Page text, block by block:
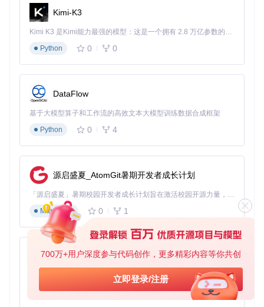
700万+用户深度参与代码创作，更多精彩内容等你共创
立即登录/注册
将服务器设备改为有线连接
关闭其他占用带宽的应用（如视频 streaming）
增大缓冲区设置（在高级选项中调整）
使用闲置手机/平板作为中转设备
通过3.5mm音频线直连电脑作为本地播放
价值：让音乐真正融入生活
多设备控制：用手机调节书房音响的音量，无需起身
家庭共享：全家人共用一个音乐库，各取所爱
老旧设备复活：让你的复古音响焕发新生
无论是早晨在厨房准备早餐时听新闻，午后在书房工作时播放
轻音乐，还是晚上在客厅与家人共享电影原声，foobox-cn都
能让优质音乐体验无处不在。现在就动手设置你的家庭音乐系
统，让每个房间都充满你喜欢的声音。
下载源代码
DUI 配置 for foobar2000
Kimi-K3
Kimi K3 是Kimi能力最强的模型：这是一个拥有 2.8 万亿参数的混合专家（MoE）模型，具备原生视觉理解能力，并支持 100 万 token 的上下文窗口。
Python
0 0
DataFlow
基于大模型算子和工作流的高效文本大模型训练数据合成框架
Python
0 4
源启盛夏_AtomGit暑期开发者成长计划
「源启盛夏」暑期校园开发者成长计划旨在激活校园开源力量，通过积分激励、认证扶持、资源倾斜等形式，引导高校组织和开发者完成「入驻 — 建项目 — 做贡献 — 获认证 — 得资源」的完整闭环。无论你是想带领社团入驻平台的组织者，还是希望用代码贡献证明自己的开发者，都能在这里找到属于你的成长路径。
Markdown
0 1
py-xiaozhi
基于Python的Xiaozhi AI，适用于想要完整Xiaozhi体验而无需拥有专用硬件的用户。
Python
0 1